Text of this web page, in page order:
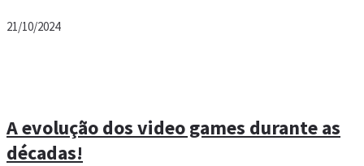
21/10/2024
A evolução dos video games durante as
décadas!